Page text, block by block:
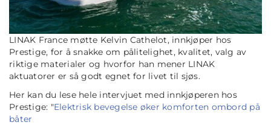
LINAK France møtte Kelvin Cathelot, innkjøper hos
Prestige, for å snakke om pålitelighet, kvalitet, valg av
riktige materialer og hvorfor han mener LINAK
aktuatorer er så godt egnet for livet til sjøs.
Her kan du lese hele intervjuet med innkjøperen hos
Prestige: "Elektrisk bevegelse øker komforten ombord på
båter